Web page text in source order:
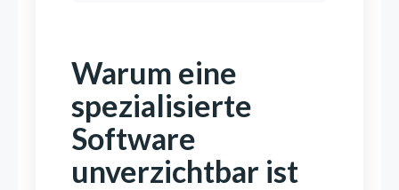
Warum eine
spezialisierte
Software
unverzichtbar ist